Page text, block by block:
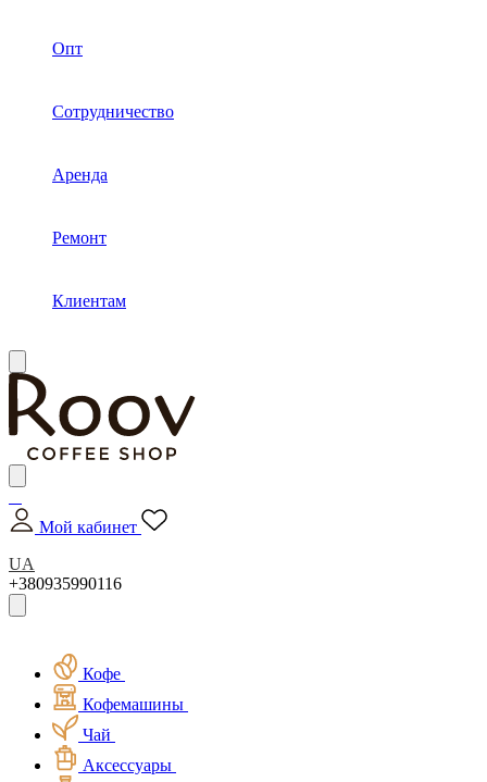
Опт
Сотрудничество
Аренда
Ремонт
Клиентам
Мой кабинет
UA
+380935990116
Кофе
Кофемашины
Чай
Аксессуары